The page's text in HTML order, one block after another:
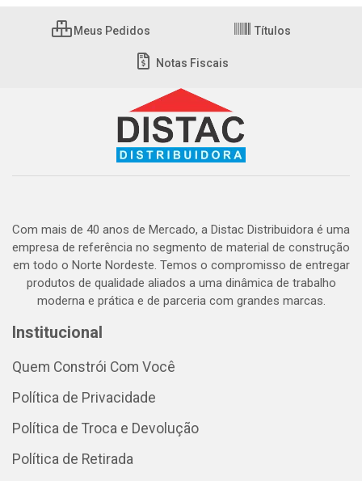
Meus Pedidos Títulos
Notas Fiscais
Com mais de 40 anos de Mercado, a Distac Distribuidora é uma
empresa de referência no segmento de material de construção
em todo o Norte Nordeste. Temos o compromisso de entregar
produtos de qualidade aliados a uma dinâmica de trabalho
moderna e prática e de parceria com grandes marcas.
Institucional
Quem Constrói Com Você
Política de Privacidade
Política de Troca e Devolução
Política de Retirada